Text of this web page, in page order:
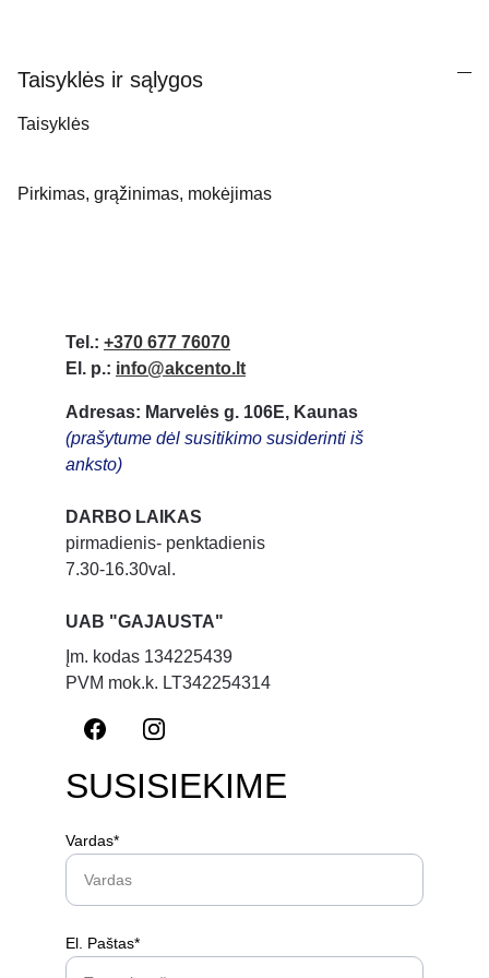
Taisyklės ir sąlygos
Taisyklės
Pirkimas, grąžinimas, mokėjimas
SUSISIEKIME
Adresas: Marvelės g. 106E, Kaunas
(prašytume dėl susitikimo susiderinti iš
anksto)
Tel.: +370 677 76070
El. p.: info@akcento.lt
Vardas*
El. Paštas*
DARBO LAIKAS
pirmadienis- penktadienis
7.30-16.30val.
UAB "GAJAUSTA"
Įm. kodas 134225439
PVM mok.k. LT342254314